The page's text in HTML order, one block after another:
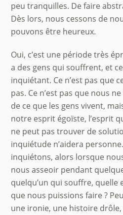
peu tranquilles. De faire
Dès lors, nous cessons de
pouvons être heureux.
Oui, c’est une période très
a des gens qui souffrent, et
inquiétant. Ce n’est pas que
pas. Ce n’est pas que nous
de ce que les gens vivent,
notre esprit égoïste, l’esprit
ne peut pas trouver de
inquiétude n’aidera
inquiétons, alors lorsque
nous asseoir pendant
quelqu’un qui souffre, quelle
que nous puissions faire ?
une ironie, une histoire